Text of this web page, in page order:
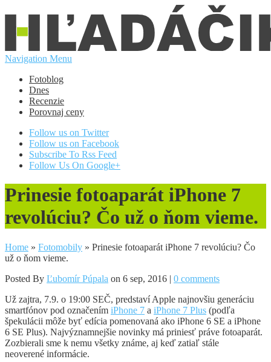
Navigation Menu
Fotoblog
Dnes
Recenzie
Porovnaj ceny
Follow us on Twitter
Follow us on Facebook
Subscribe To Rss Feed
Follow Us On Google+
Prinesie fotoaparát iPhone 7
revolúciu? Čo už o ňom vieme.
Home » Fotomobily » Prinesie fotoaparát iPhone 7 revolúciu? Čo
už o ňom vieme.
Posted By Ľubomír Púpala on 6 sep, 2016 | 0 comments
Už zajtra, 7.9. o 19:00 SEČ, predstaví Apple najnovšiu generáciu
smartfónov pod označením iPhone 7 a iPhone 7 Plus (podľa
špekulácii môže byť edícia pomenovaná ako iPhone 6 SE a iPhone
6 SE Plus). Najvýznamnejšie novinky má priniesť práve fotoaparát.
Zozbierali sme k nemu všetky známe, aj keď zatiaľ stále
neoverené informácie.